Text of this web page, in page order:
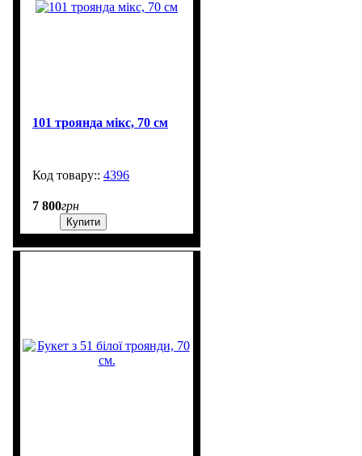
101 троянда мікс, 70 cм
4396
7 800грн
Купити